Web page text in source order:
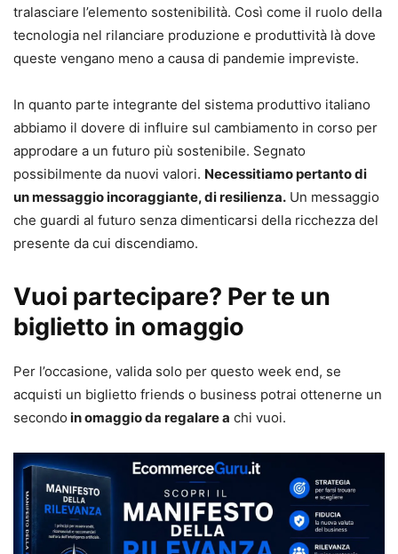
tralasciare l’elemento sostenibilità. Così come il ruolo della
tecnologia nel rilanciare produzione e produttività là dove
queste vengano meno a causa di pandemie impreviste.
In quanto parte integrante del sistema produttivo italiano
abbiamo il dovere di influire sul cambiamento in corso per
approdare a un futuro più sostenibile. Segnato
possibilmente da nuovi valori. Necessitiamo pertanto di
un messaggio incoraggiante, di resilienza. Un messaggio
che guardi al futuro senza dimenticarsi della ricchezza del
presente da cui discendiamo.
Vuoi partecipare? Per te un
biglietto in omaggio
Per l’occasione, valida solo per questo week end, se
acquisti un biglietto friends o business potrai ottenerne un
secondo in omaggio da regalare a chi vuoi.